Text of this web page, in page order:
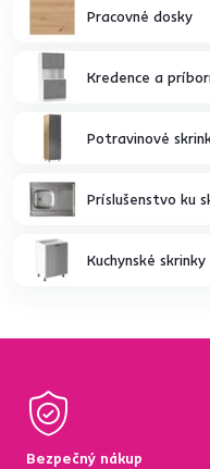
Pracovné dosky
Kredence a
Potravinové
Príslušenstvo ku
Kuchynské skrinky
Bezpečný nákup